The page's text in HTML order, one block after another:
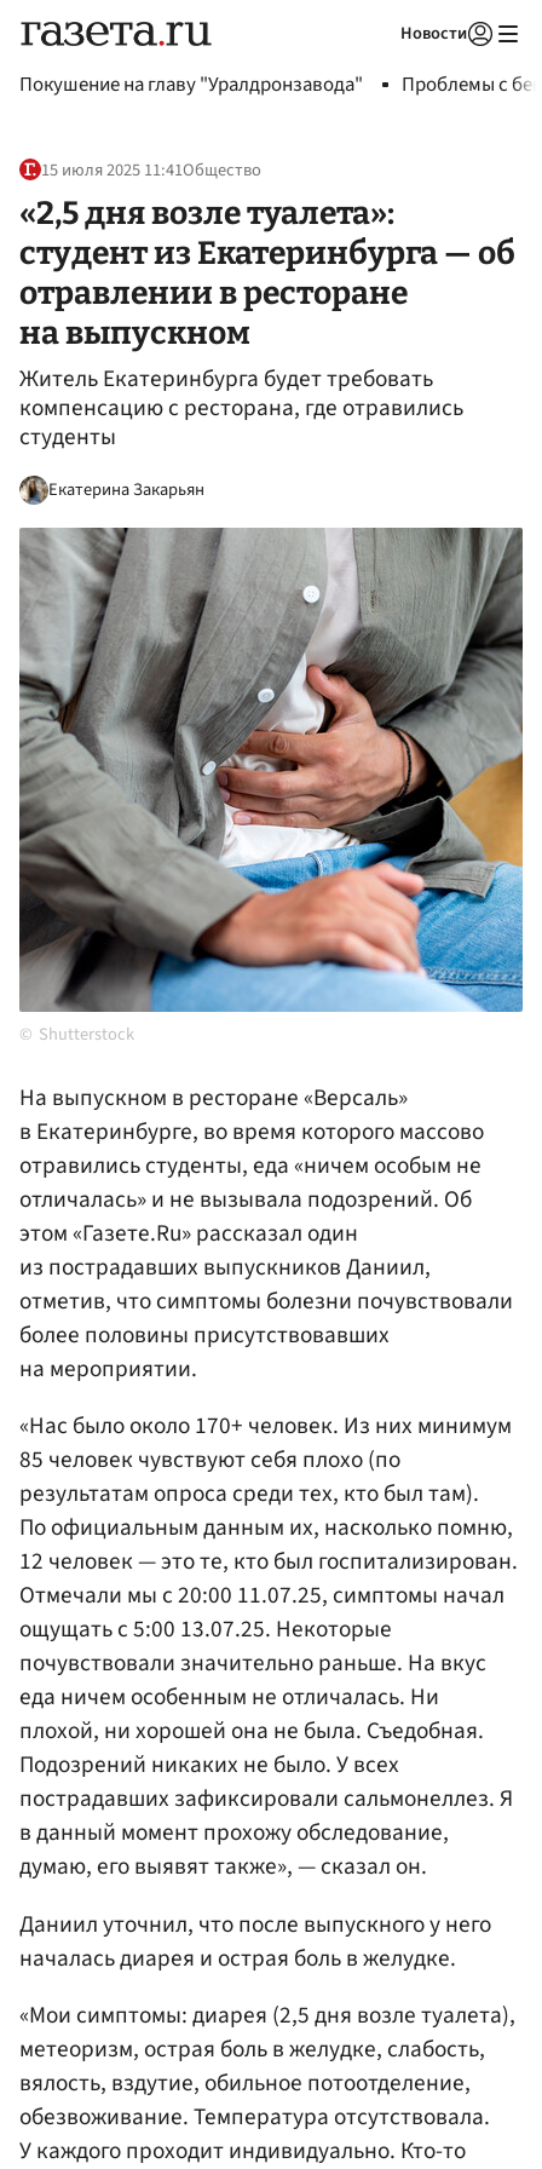
Новости
Покушение на главу "Уралдронзавода" Проблемы с
15 июля 2025 11:41Общество
«2,5 дня возле туалета»:
студент из Екатеринбурга — об
отравлении в ресторане
на выпускном
Житель Екатеринбурга будет требовать
компенсацию с ресторана, где отравились
студенты
Екатерина Закарьян
Shutterstock
На выпускном в ресторане «Версаль»
в Екатеринбурге, во время которого массово
отравились студенты, еда «ничем особым не
отличалась» и не вызывала подозрений. Об
этом «Газете.Ru» рассказал один
из пострадавших выпускников Даниил,
отметив, что симптомы болезни почувствовали
более половины присутствовавших
на мероприятии.
«Нас было около 170+ человек. Из них минимум
85 человек чувствуют себя плохо (по
результатам опроса среди тех, кто был там).
По официальным данным их, насколько помню,
12 человек — это те, кто был госпитализирован.
Отмечали мы с 20:00 11.07.25, симптомы начал
ощущать с 5:00 13.07.25. Некоторые
почувствовали значительно раньше. На вкус
еда ничем особенным не отличалась. Ни
плохой, ни хорошей она не была. Съедобная.
Подозрений никаких не было. У всех
пострадавших зафиксировали сальмонеллез. Я
в данный момент прохожу обследование,
думаю, его выявят также», — сказал он.
Даниил уточнил, что после выпускного у него
началась диарея и острая боль в желудке.
«Мои симптомы: диарея (2,5 дня возле туалета),
метеоризм, острая боль в желудке, слабость,
вялость, вздутие, обильное потоотделение,
обезвоживание. Температура отсутствовала.
У каждого проходит индивидуально. Кто-то